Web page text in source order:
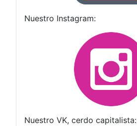
Nuestro Instagram:
Nuestro VK, cerdo capitalista: